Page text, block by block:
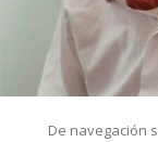
De navegación